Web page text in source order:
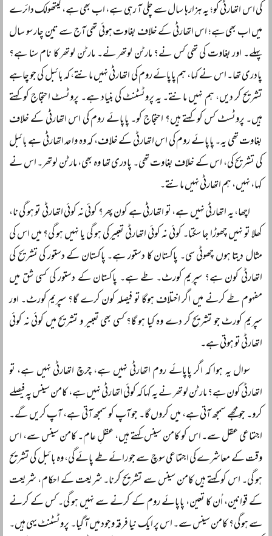
کی اس اتھارٹی کو؛ یہ ہزارہا سال سے چلی آ رہی ہے، اب بھی ہے، کیتھولک دائرے
میں اب بھی ہے؛ اس اتھارٹی کے خلاف بغاوت ہوئی تھی آج سے تین چار سو سال
پہلے۔ اور بغاوت کی تھی کس نے؟ مارٹن لوتھر نے۔ مارٹن لوتھر کا نام سنا ہے؟
پادری تھا۔ اس نے کہا، ہم پاپائے روم کی اتھارٹی نہیں مانتے، کہ بائبل کی جو چاہے
تشریح کر دیں، ہم نہیں مانتے۔ یہ پروٹسٹنٹ کی بنیاد ہے۔ پروٹسٹ احتجاج کو کہتے
ہیں۔ پروٹسٹ کس کو کہتے ہیں؟ احتجاج کو۔ پاپائے روم کی اس اتھارٹی کے خلاف
بغاوت تھی یہ۔ پاپائے روم کی اس اتھارٹی کے خلاف، کہ وہ واحد اتھارٹی ہے بائبل
کی تشریح کی، اس کے خلاف بغاوت تھی۔ پادری تھا وہ بھی، مارٹن لوتھر۔ اس نے
کہا، نہیں، ہم اتھارٹی نہیں مانتے۔
اچھا، یہ اتھارٹی نہیں ہے، تو اتھارٹی ہے کون پھر؟ کوئی نہ کوئی اتھارٹی تو ہو گی نا،
کھلا تو نہیں چھوڑا جا سکتا۔ کوئی نہ کوئی اتھارٹی تعبیر کی ہو گی یا نہیں ہو گی؟ میں اس کی
مثال دیتا ہوں چھوٹی سی۔ پاکستان کا دستور ہے۔ پاکستان کے دستور کی تشریح کی
اتھارٹی کون ہے؟ سپریم کورٹ۔ طے ہے۔ پاکستان کے دستور کی کسی شق میں
مفہوم طے کرنے میں اگر اختلاف ہوگا تو فیصلہ کون کرے گا؟ سپریم کورٹ۔ اور
سپریم کورٹ جو تشریح کر دے وہ کیا ہو گا؟ کسی بھی تعبیر و تشریح میں کوئی نہ کوئی
اتھارٹی تو ہوتی ہے۔
سوال یہ ہوا کہ اگر پاپائے روم اتھارٹی نہیں ہے، چرچ اتھارٹی نہیں ہے، تو
اتھارٹی کون ہے؟ مارٹن لوتھر نے یہ کہا کہ کوئی اتھارٹی نہیں ہے، کامن سینس پہ فیصلے
کرو۔ جو مجھے سمجھ آتی ہے، میں کروں گا۔ جو آپ کو سمجھ آتی ہے، آپ کریں گے۔
اجتماعی عقل سے۔ اس کو کامن سینس کہتے ہیں، عقلِ عام۔ کامن سینس سے، اس
وقت کے معاشرے کی اجتماعی سوچ سے جو رائے طے پائے گی، وہ بائبل کی تشریح
ہو گی۔ اس کو کہتے ہیں کامن سینس سے تشریح کرنا۔ شریعت کے احکام، شریعت
کے قوانین، اُن کا تعین، پاپائے روم کے کرنے سے نہیں ہو گی۔ کس کے کرنے
سے ہو گی؟ کامن سینس سے۔ اس پر ایک نیا فرقہ وجود میں آ گیا۔ پروٹسٹنٹ یہی ہیں۔